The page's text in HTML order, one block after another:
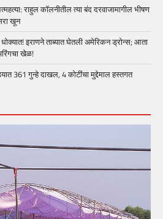
राहुल कॉलनीतील त्या बंद दरवाजामागील भीषण
खून
इराणने ताब्यात घेतली अमेरिकन ड्रोन्स; आता
खेळ!
361 गुन्हे दाखल, 4 कोटींचा मुद्देमाल हस्तगत